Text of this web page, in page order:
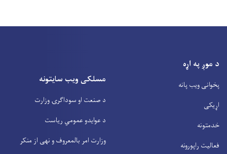
د موږ په اړه
پخوانی ویب پانه
اړیکی
خدمتونه
فعالیت راپورونه
مسلکی ویب سایتونه
د صنعت او سوداگرۍ وزارت
د عوایدو عمومي ریاست
وزارت امر بالمعروف و نهی از منکر